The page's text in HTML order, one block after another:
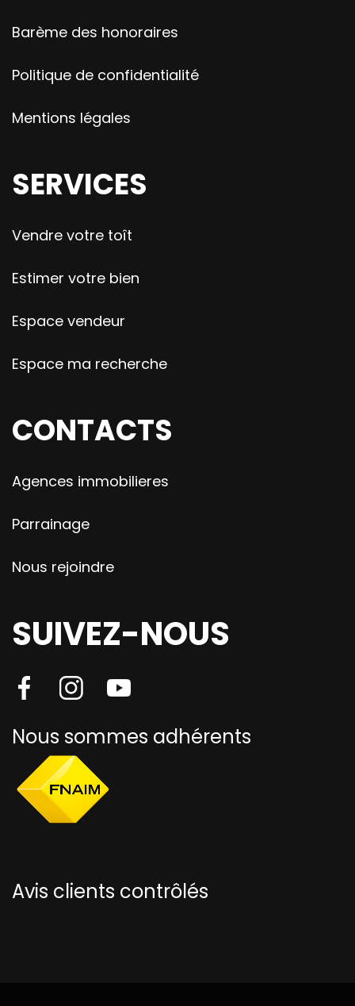
Barème des honoraires
Politique de confidentialité
Mentions légales
SERVICES
Vendre votre toît
Estimer votre bien
Espace vendeur
Espace ma recherche
CONTACTS
Agences immobilieres
Parrainage
Nous rejoindre
SUIVEZ-NOUS
Nous sommes adhérents
Avis clients contrôlés